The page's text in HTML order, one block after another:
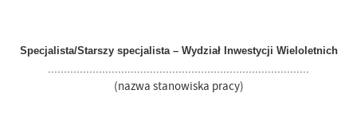
Specjalista/Starszy specjalista – Wydział Inwestycji Wieloletnich
..................................................................................
(nazwa stanowiska pracy)